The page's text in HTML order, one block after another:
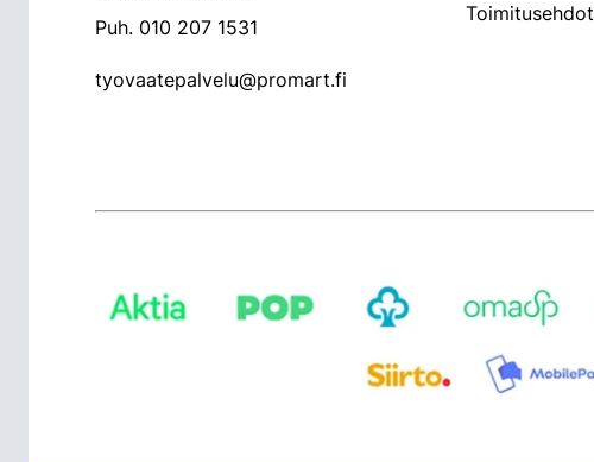
Puh. 010 207 1531
tyovaatepalvelu@promart.fi
Toimitusehdot